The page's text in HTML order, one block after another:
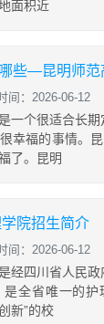
面积近
些—昆明师范
间：2026-06-12
一个很适合长
幸福的事情。
了。昆明
院招生简介
间：2026-06-12
经四川省人民
全省唯一的护
新”的校